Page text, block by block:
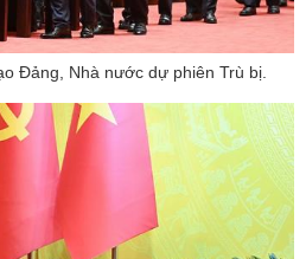
Đảng, Nhà nước dự phiên Trù bị.